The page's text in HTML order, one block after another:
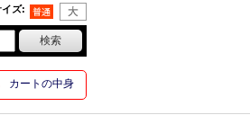
イズ:
カートの中身